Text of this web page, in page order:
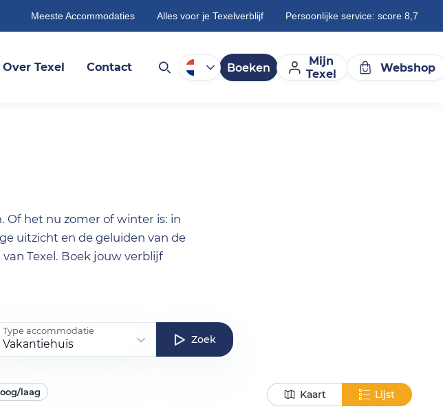
Meeste Accommodaties Alles voor je Texelverblijf Persoonlijke service: score 8,7
Over Texel Contact Boeken
Mijn
Texel
Webshop
Of het nu zomer of winter is: in
uitzicht en de geluiden van de
Texel. Boek jouw verblijf
Type accommodatie
Vakantiehuis Zoek
laag Kaart Lijst